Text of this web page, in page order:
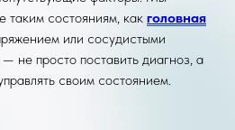
таким состояниям, как головная
или сосудистыми
не просто поставить диагноз, а
своим состоянием.